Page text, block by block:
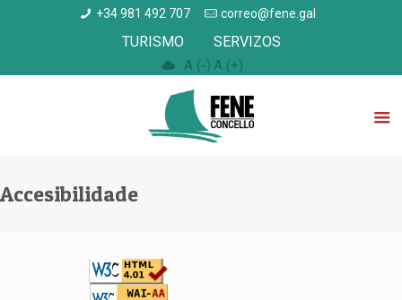
+34 981 492 707 correo@fene.gal
TURISMO SERVIZOS
A (-) A (+)
Accesibilidade